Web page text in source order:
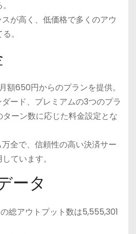
が高く、低価格で多くのアウ
。
額650円からのプランを提供。
ード、プレミアムの3つのプラ
ーン数に応じた料金設定とな
全で、信頼性の高い決済サー
ています。
ータ
総アウトプット数は5,555,301